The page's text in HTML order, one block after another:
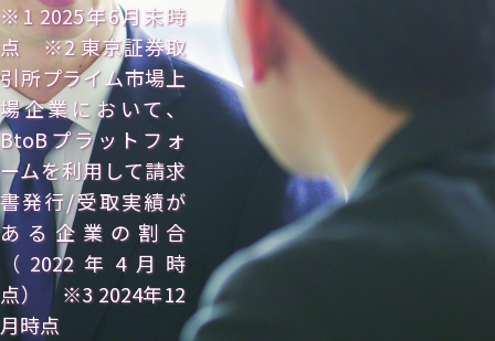
※1 2025年6月末時
点 ※2 東京証券取
引所プライム市場上
場企業において、
BtoBプラットフォ
ームを利用して請求
書発行/受取実績が
ある企業の割合
（2022年4月時
点） ※3 2024年12
月時点